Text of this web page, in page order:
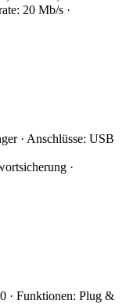
20 Mb/s ·
· Anschlüsse: USB
·
· Funktionen: Plug &